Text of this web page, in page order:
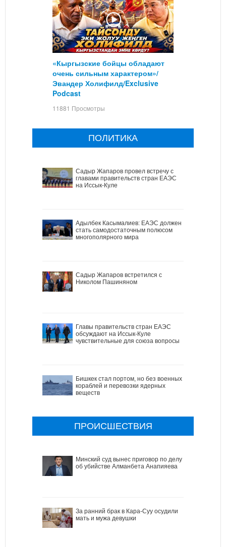
«Кыргызские бойцы обладают
очень сильным характером»/
Эвандер Холифилд/Exclusive
Podcast
11881 Просмотры
ПОЛИТИКА
Садыр Жапаров провел встречу с
главами правительств стран ЕАЭС
на Иссык-Куле
Адылбек Касымалиев: ЕАЭС должен
стать самодостаточным полюсом
многополярного мира
Садыр Жапаров встретился с
Николом Пашиняном
Главы правительств стран ЕАЭС
обсуждают на Иссык-Куле
чувствительные для союза вопросы
Бишкек стал портом, но без военных
кораблей и перевозки ядерных
веществ
ПРОИСШЕСТВИЯ
Минский суд вынес приговор по делу
об убийстве Алманбета Анапияева
За ранний брак в Кара-Суу осудили
мать и мужа девушки